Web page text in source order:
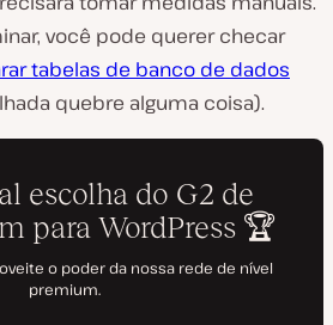
você pode querer checar
tabelas de banco de dados
quebre alguma coisa).